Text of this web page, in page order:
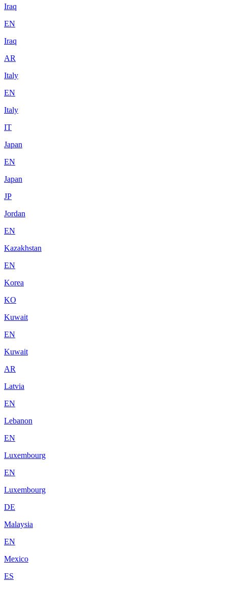
Iraq
EN
Iraq
AR
Italy
EN
Italy
IT
Japan
EN
Japan
JP
Jordan
EN
Kazakhstan
EN
Korea
KO
Kuwait
EN
Kuwait
AR
Latvia
EN
Lebanon
EN
Luxembourg
EN
Luxembourg
DE
Malaysia
EN
Mexico
ES